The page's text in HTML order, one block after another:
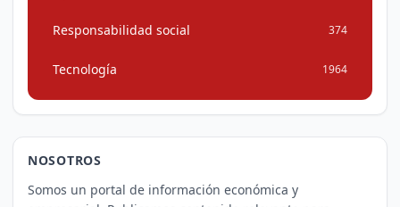
Responsabilidad social 374
Tecnología 1964
NOSOTROS
Somos un portal de información económica y